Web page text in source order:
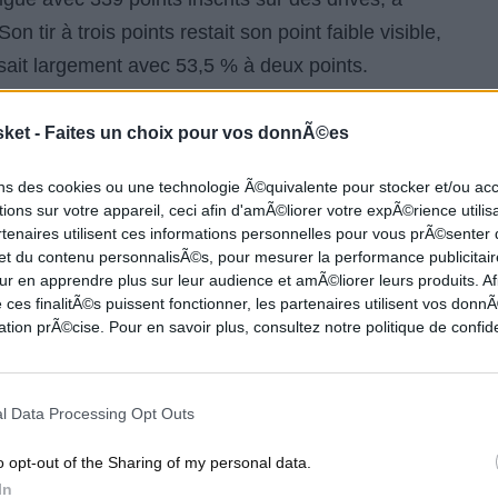
- Faites un choix pour vos donnÃ©es
des cookies ou une technologie Ã©quivalente pour stocker et/ou
sur votre appareil, ceci afin d'amÃ©liorer votre expÃ©rience
utilisent ces informations personnelles pour vous prÃ©senter
du contenu personnalisÃ©s, pour mesurer la performance
en apprendre plus sur leur audience et amÃ©liorer leurs produits.
ces finalitÃ©s puissent fonctionner, les partenaires utilisent vos
prÃ©cise. Pour en savoir plus, consultez notre politique de
Data Processing Opt Outs
opt-out of the Sharing of my personal data.
tir à trois points restait son point faible visible,
largement avec 53,5 % à deux points.
uns après les autres au fil de la saison. Contre
111, Flagg a inscrit 35 points et est devenu le
points dans un match NBA. Puis contre le
133, il a compilé 42 unités pour dépasser
marqueurs à 18 ans dans l'histoire de la ligue.
ESPN confirme d'ailleurs que Flagg a battu
de points et de passes décisives dans un
et 11 passes. LeBron reste le seul joueur